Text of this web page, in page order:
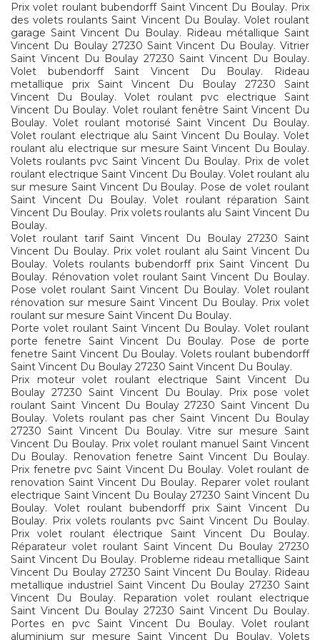
Prix volet roulant bubendorff Saint Vincent Du Boulay. Prix
des volets roulants Saint Vincent Du Boulay. Volet roulant
garage Saint Vincent Du Boulay. Rideau métallique Saint
Vincent Du Boulay 27230 Saint Vincent Du Boulay. Vitrier
Saint Vincent Du Boulay 27230 Saint Vincent Du Boulay.
Volet bubendorff Saint Vincent Du Boulay. Rideau
metallique prix Saint Vincent Du Boulay 27230 Saint
Vincent Du Boulay. Volet roulant pvc electrique Saint
Vincent Du Boulay. Volet roulant fenêtre Saint Vincent Du
Boulay. Volet roulant motorisé Saint Vincent Du Boulay.
Volet roulant electrique alu Saint Vincent Du Boulay. Volet
roulant alu electrique sur mesure Saint Vincent Du Boulay.
Volets roulants pvc Saint Vincent Du Boulay. Prix de volet
roulant electrique Saint Vincent Du Boulay. Volet roulant alu
sur mesure Saint Vincent Du Boulay. Pose de volet roulant
Saint Vincent Du Boulay. Volet roulant réparation Saint
Vincent Du Boulay. Prix volets roulants alu Saint Vincent Du
Boulay.
Volet roulant tarif Saint Vincent Du Boulay 27230 Saint
Vincent Du Boulay. Prix volet roulant alu Saint Vincent Du
Boulay. Volets roulants bubendorff prix Saint Vincent Du
Boulay. Rénovation volet roulant Saint Vincent Du Boulay.
Pose volet roulant Saint Vincent Du Boulay. Volet roulant
rénovation sur mesure Saint Vincent Du Boulay. Prix volet
roulant sur mesure Saint Vincent Du Boulay.
Porte volet roulant Saint Vincent Du Boulay. Volet roulant
porte fenetre Saint Vincent Du Boulay. Pose de porte
fenetre Saint Vincent Du Boulay. Volets roulant bubendorff
Saint Vincent Du Boulay 27230 Saint Vincent Du Boulay.
Prix moteur volet roulant electrique Saint Vincent Du
Boulay 27230 Saint Vincent Du Boulay. Prix pose volet
roulant Saint Vincent Du Boulay 27230 Saint Vincent Du
Boulay. Volets roulant pas cher Saint Vincent Du Boulay
27230 Saint Vincent Du Boulay. Vitre sur mesure Saint
Vincent Du Boulay. Prix volet roulant manuel Saint Vincent
Du Boulay. Renovation fenetre Saint Vincent Du Boulay.
Prix fenetre pvc Saint Vincent Du Boulay. Volet roulant de
renovation Saint Vincent Du Boulay. Reparer volet roulant
electrique Saint Vincent Du Boulay 27230 Saint Vincent Du
Boulay. Volet roulant bubendorff prix Saint Vincent Du
Boulay. Prix volets roulants pvc Saint Vincent Du Boulay.
Prix volet roulant électrique Saint Vincent Du Boulay.
Réparateur volet roulant Saint Vincent Du Boulay 27230
Saint Vincent Du Boulay. Probleme rideau metallique Saint
Vincent Du Boulay 27230 Saint Vincent Du Boulay. Rideau
metallique industriel Saint Vincent Du Boulay 27230 Saint
Vincent Du Boulay. Reparation volet roulant electrique
Saint Vincent Du Boulay 27230 Saint Vincent Du Boulay.
Portes en pvc Saint Vincent Du Boulay. Volet roulant
aluminium sur mesure Saint Vincent Du Boulay. Volets